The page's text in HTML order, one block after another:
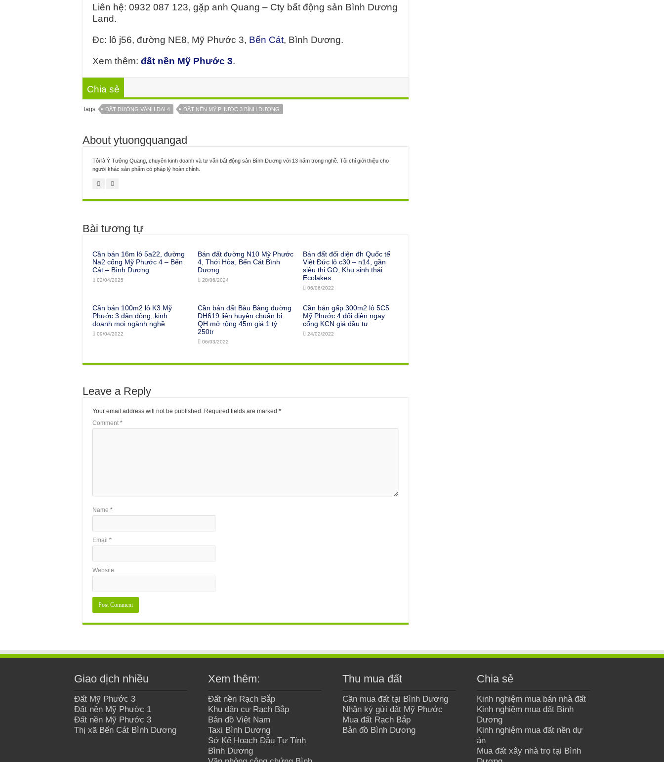
Liên hệ: 0932 087 123, gặp anh Quang – Cty bất động sản Bình Dương
Land.
Đc: lô j56, đường NE8, Mỹ Phước 3, Bến Cát, Bình Dương.
Xem thêm: đất nền Mỹ Phước 3.
Chia sẻ
Tags ĐẤT ĐƯỜNG VÀNH ĐAI 4 ĐẤT NỀN MỸ PHƯỚC 3 BÌNH DƯƠNG
About ytuongquangad
Tôi là Ý Tưởng Quang, chuyên kinh doanh và tư vấn bất động sản Bình Dương với 13 năm trong nghề. Tôi chỉ giới thiệu cho
người khác sản phẩm có pháp lý hoàn chỉnh.
Bài tương tự
Cần bán 16m lô 5a22, đường
Na2 cổng Mỹ Phước 4 – Bến
Cát – Bình Dương
02/04/2025
Bán đất đường N10 Mỹ Phước
4, Thới Hòa, Bến Cát Bình
Dương
28/06/2024
Bán đất đối diện đh Quốc tế
Việt Đức lô c30 – n14, gần
siệu thị GO, Khu sinh thái
Ecolakes.
06/06/2022
Cần bán 100m2 lô K3 Mỹ
Phước 3 dân đông, kinh
doanh mọi ngành nghề
09/04/2022
Cần bán đất Bàu Bàng đường
DH619 liên huyện chuẩn bị
QH mở rộng 45m giá 1 tỷ
250tr
06/03/2022
Cần bán gấp 300m2 lô 5C5
Mỹ Phước 4 đối diện ngay
cổng KCN giá đầu tư
24/02/2022
Leave a Reply
Your email address will not be published. Required fields are marked *
Comment *
Name *
Email *
Website
Giao dịch nhiều
Đất Mỹ Phước 3
Đất nền Mỹ Phước 1
Đất nền Mỹ Phước 3
Thị xã Bến Cát Bình Dương
Xem thêm:
Đất nền Rạch Bắp
Khu dân cư Rạch Bắp
Bản đồ Việt Nam
Taxi Bình Dương
Sở Kế Hoạch Đầu Tư Tỉnh
Bình Dương
Thu mua đất
Cần mua đất tại Bình Dương
Nhận ký gửi đất Mỹ Phước
Mua đất Rạch Bắp
Bản đồ Bình Dương
Chia sẻ
Kinh nghiệm mua bán nhà đất
Kinh nghiệm mua đất Bình
Dương
Kinh nghiệm mua đất nền dự
án
Mua đất xây nhà trọ tại Bình